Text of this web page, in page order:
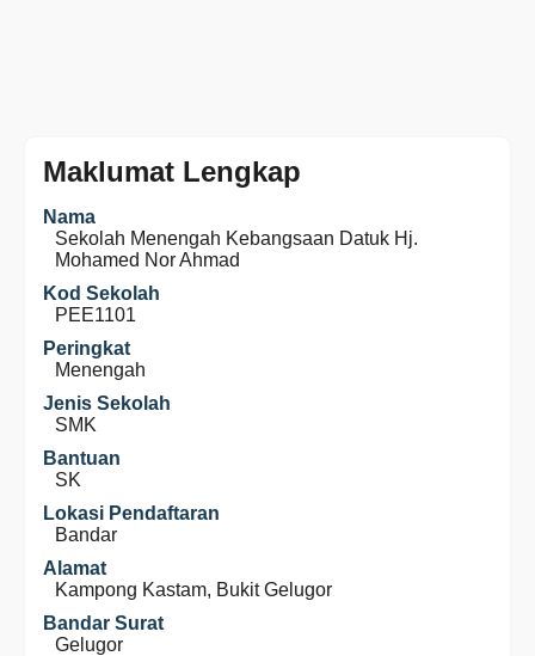
Maklumat Lengkap
Nama
Sekolah Menengah Kebangsaan Datuk Hj.
Mohamed Nor Ahmad
Kod Sekolah
PEE1101
Peringkat
Menengah
Jenis Sekolah
SMK
Bantuan
SK
Lokasi Pendaftaran
Bandar
Alamat
Kampong Kastam, Bukit Gelugor
Bandar Surat
Gelugor